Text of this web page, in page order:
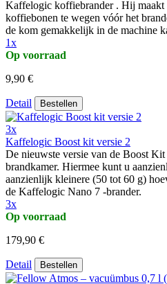
Kaffelogic koffiebrander . Hij maakt
koffiebonen te wegen vóór het
de kom gemakkelijk in de machine
1x
Op voorraad
9,90 €
Detail Bestellen
3x
Kaffelogic Boost kit versie 2
De nieuwste versie van de Boost
brandkamer. Hiermee kunt u
aanzienlijk kleinere (50 tot 60 g)
de Kaffelogic Nano 7 -brander.
3x
Op voorraad
179,90 €
Detail Bestellen